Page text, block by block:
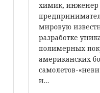
химик,
мировую
разработке
полимерных
американских
самолетов-
и…